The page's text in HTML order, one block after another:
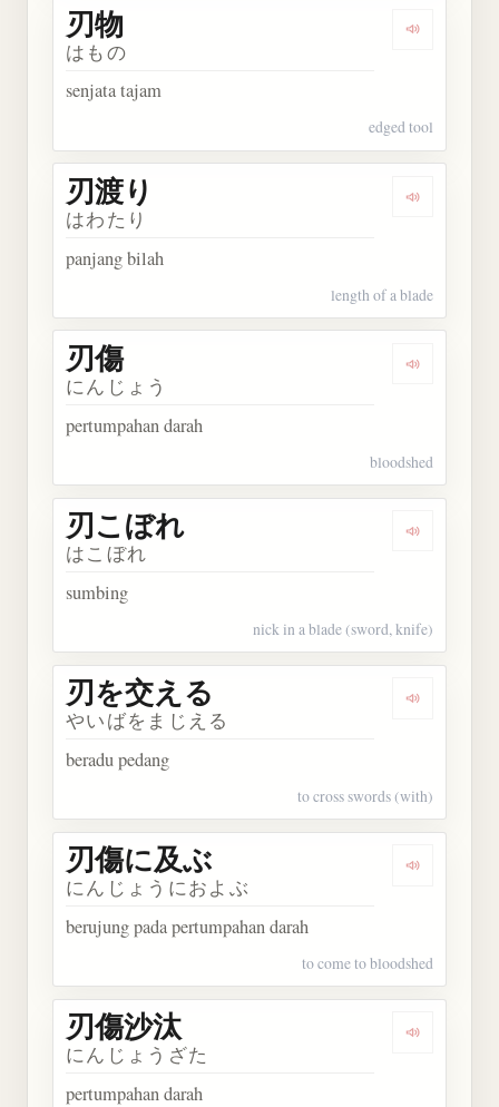
Dengarkan
刃物
はもの
senjata tajam
edged tool
Dengarkan
刃渡り
はわたり
panjang bilah
length of a blade
Dengarkan
刃傷
にんじょう
pertumpahan darah
bloodshed
Dengarkan
刃こぼれ
はこぼれ
sumbing
nick in a blade (sword, knife)
Dengarkan
刃を交える
やいばをまじえる
beradu pedang
to cross swords (with)
Dengarkan
刃傷に及ぶ
にんじょうにおよぶ
berujung pada pertumpahan darah
to come to bloodshed
Dengarkan
刃傷沙汰
にんじょうざた
pertumpahan darah